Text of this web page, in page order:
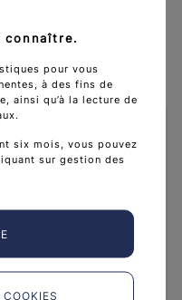
/ Personnes
Professionnels de
2014
connaître.
pour vous
à des fins de
ainsi qu’à la lecture de
six mois, vous pouvez
sur gestion des